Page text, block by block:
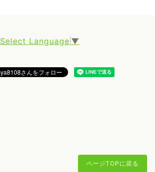
Select Language ▼
ページTOPに戻る